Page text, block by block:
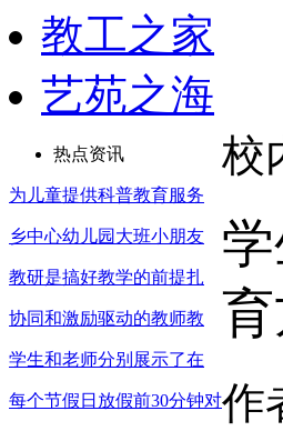
教工之家
艺苑之海
热点资讯
为儿童提供科普教育服务
乡中心幼儿园大班小朋友
教研是搞好教学的前提扎
协同和激励驱动的教师教
学生和老师分别展示了在
每个节假日放假前30分钟对
校
作